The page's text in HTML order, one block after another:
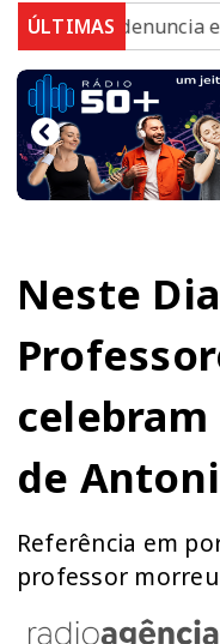
ÚLTIMAS
MPF denuncia
Neste
celebram
de
Referência em
professor